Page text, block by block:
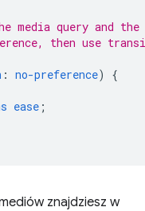
media query and the
then use
: no-preference)
{
ease ;
znajdziesz w